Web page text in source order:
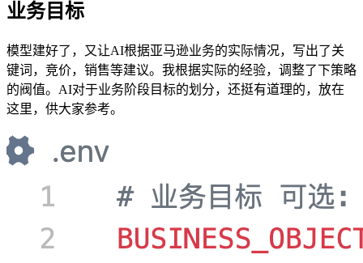
业务目标
模型建好了，又让AI根据亚马逊业务的实际情况，写出了关
键词，竞价，销售等建议。我根据实际的经验，调整了下策略
的阀值。AI对于业务阶段目标的划分，还挺有道理的，放在
这里，供大家参考。